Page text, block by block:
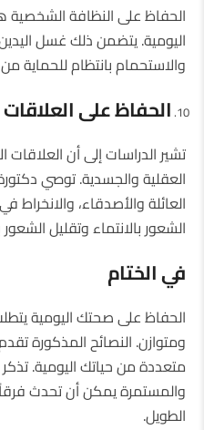
الحفاظ على النظافة
اليومية. يتضمن ذلك غسل
والاستحمام بانتظام للحماية
الحفاظ على
تشير الدراسات إلى أن العلاقات
العقلية والجسدية. توصي
العائلة والأصدقاء، والانخراط
الشعور بالانتماء وتقليل الشعور
في الختام
الحفاظ على صحتك اليومية
ومتوازن. النصائح المذكورة
متعددة من حياتك اليومية. تذكر
والمستمرة يمكن أن تحدث
الطويل.